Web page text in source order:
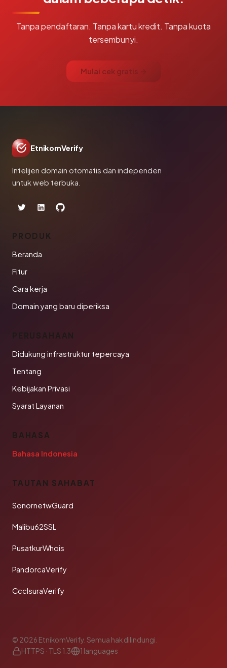
Tanpa pendaftaran. Tanpa kartu kredit. Tanpa kuota
tersembunyi.
Mulai cek gratis →
EtnikomVerify
Intelijen domain otomatis dan independen
untuk web terbuka.
PRODUK
Beranda
Fitur
Cara kerja
Domain yang baru diperiksa
PERUSAHAAN
Didukung infrastruktur tepercaya
Tentang
Kebijakan Privasi
Syarat Layanan
BAHASA
Bahasa Indonesia
TAUTAN SAHABAT
SonornetwGuard
Malibu62SSL
PusatkurWhois
PandorcaVerify
CcclsuraVerify
© 2026 EtnikomVerify. Semua hak dilindungi.
HTTPS · TLS 1.3
1 languages